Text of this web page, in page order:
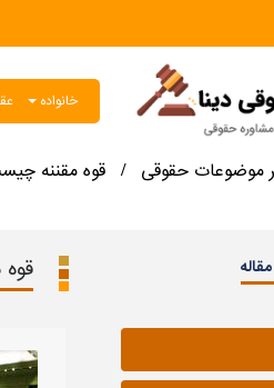
خانواده
موضوعات حقوقی / قوه مقننه